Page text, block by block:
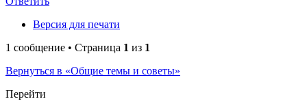
Версия для печати
1 сообщение • Страница 1 из 1
Вернуться в «Общие темы и советы»
Перейти